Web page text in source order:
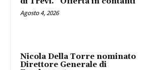
Agosto 4, 2026
Nicola Della Torre nominato
Direttore Generale di